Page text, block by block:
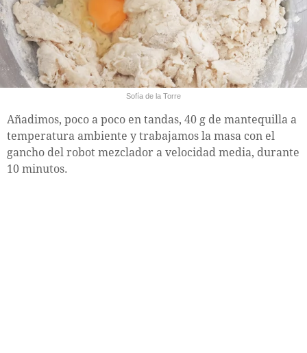
Sofía de la Torre
Añadimos, poco a poco en tandas, 40 g de mantequilla a
temperatura ambiente y trabajamos la masa con el
gancho del robot mezclador a velocidad media, durante
10 minutos.